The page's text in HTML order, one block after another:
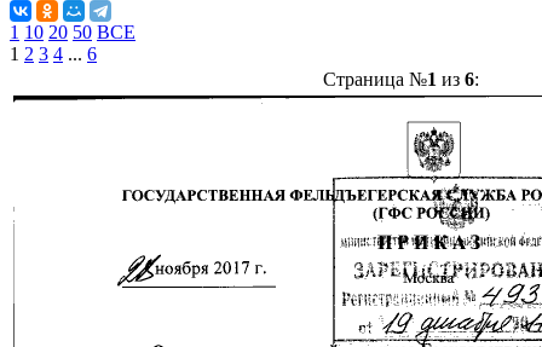
1 10 20 50 ВСЕ
1 2 3 4 ... 6
Страница №1 из 6: